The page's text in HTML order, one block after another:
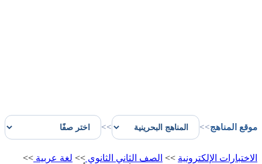
موقع المناهج>>
>>
الاختبارات الإلكترونية >> الصف الثاني الثانوي >> لغة عربية >>